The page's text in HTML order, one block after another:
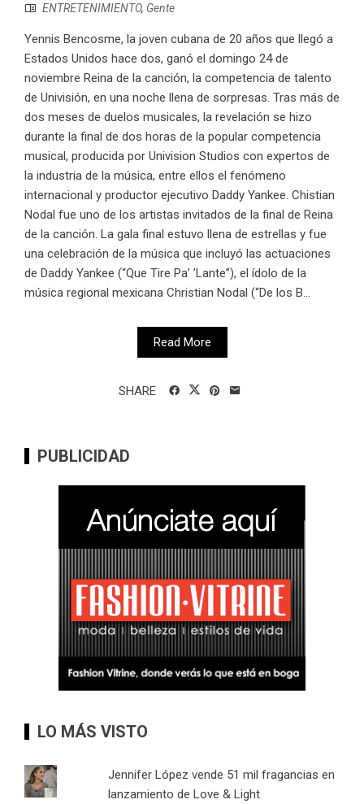
ENTRETENIMIENTO, Gente
Yennis Bencosme, la joven cubana de 20 años que llegó a
Estados Unidos hace dos, ganó el domingo 24 de
noviembre Reina de la canción, la competencia de talento
de Univisión, en una noche llena de sorpresas. Tras más de
dos meses de duelos musicales, la revelación se hizo
durante la final de dos horas de la popular competencia
musical, producida por Univision Studios con expertos de
la industria de la música, entre ellos el fenómeno
internacional y productor ejecutivo Daddy Yankee. Chistian
Nodal fue uno de los artistas invitados de la final de Reina
de la canción. La gala final estuvo llena de estrellas y fue
una celebración de la música que incluyó las actuaciones
de Daddy Yankee (“Que Tire Pa’ ’Lante”), el ídolo de la
música regional mexicana Christian Nodal (“De los B...
Read More
SHARE
PUBLICIDAD
LO MÁS VISTO
Jennifer López vende 51 mil fragancias en
lanzamiento de Love & Light